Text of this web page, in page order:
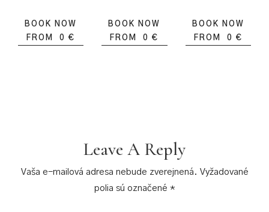
BOOK NOW
FROM0 €
BOOK NOW
FROM0 €
BOOK NOW
FROM 0 €
Leave A Reply
Vaša e-mailová adresa nebude zverejnená. Vyžadované
polia sú označené *